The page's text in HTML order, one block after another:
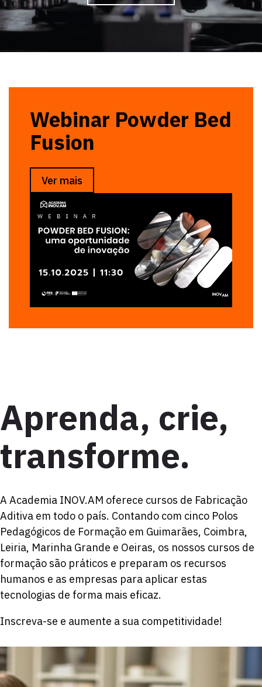
Webinar Powder Bed
Fusion
28 de janeiro 11:30h
Ver mais
Aprenda, crie,
transforme.
A Academia INOV.AM oferece cursos de Fabricação
Aditiva em todo o país. Contando com cinco Polos
Pedagógicos de Formação em Guimarães, Coimbra,
Leiria, Marinha Grande e Oeiras, os nossos cursos de
formação são práticos e preparam os recursos
humanos e as empresas para aplicar estas
tecnologias de forma mais eficaz.
Inscreva-se e aumente a sua competitividade!